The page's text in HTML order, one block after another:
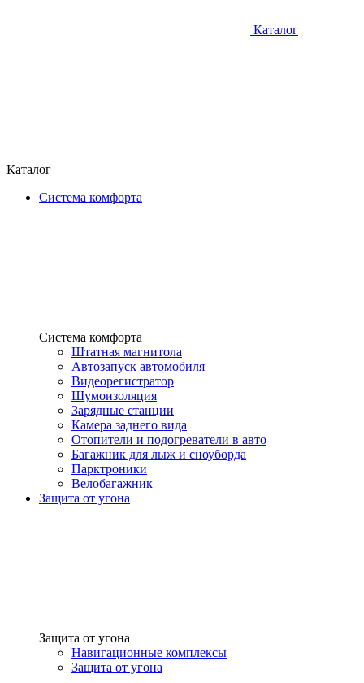
Каталог
Каталог
Система комфорта
Система комфорта
Штатная магнитола
Автозапуск автомобиля
Видеорегистратор
Шумоизоляция
Зарядные станции
Камера заднего вида
Отопители и подогреватели в авто
Багажник для лыж и сноуборда
Парктроники
Велобагажник
Защита от угона
Защита от угона
Навигационные комплексы
Защита от угона